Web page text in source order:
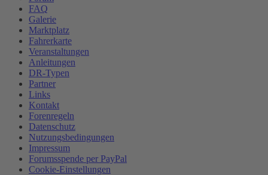
FAQ
Galerie
Marktplatz
Fahrerkarte
Veranstaltungen
Anleitungen
DR-Typen
Partner
Links
Kontakt
Forenregeln
Datenschutz
Nutzungsbedingungen
Impressum
Forumsspende per PayPal
Cookie-Einstellungen